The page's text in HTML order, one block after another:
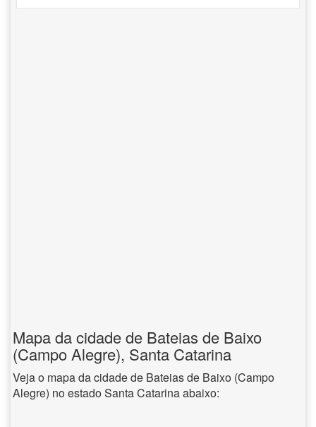
Mapa da cidade de Bateias de Baixo
(Campo Alegre), Santa Catarina
Veja o mapa da cidade de Bateias de Baixo (Campo
Alegre) no estado Santa Catarina abaixo: